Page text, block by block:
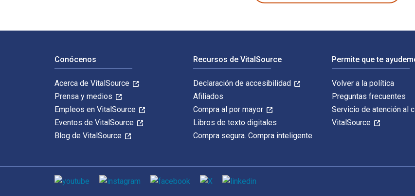
Conócenos
Acerca de VitalSource
Prensa y medios
Empleos en VitalSource
Eventos de VitalSource
Blog de VitalSource
Recursos de VitalSource
Declaración de accesibilidad
Afiliados
Compra al por mayor
Libros de texto digitales
Compra segura. Compra inteligente
Permite que te
Volver a la política
Preguntas frecuentes
Servicio de atención al
VitalSource
Medios de comunicación social